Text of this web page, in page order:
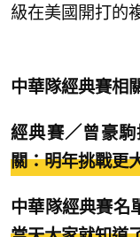
級在美國開打的
中華隊經典賽相
經典賽／曾豪
關：明年挑戰更
中華隊經典賽名